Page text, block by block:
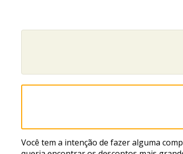
Você tem a intenção de fazer alguma